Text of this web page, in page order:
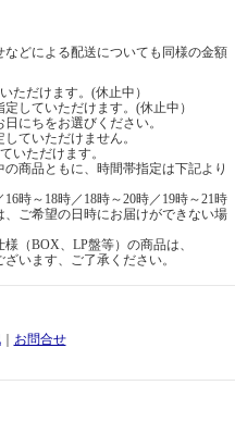
などによる配送についても同様の金額
ただけます。(休止中）
していただけます。(休止中）
にちをお選びください。
ていただけません。
いただけます。
商品ともに、時間帯指定は下記より
時～18時／18時～20時／19時～21時
、ご希望の日時にお届けができない場
（BOX、LP盤等）の商品は、
います、ご了承ください。
｜ お問合せ